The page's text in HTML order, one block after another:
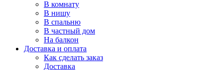
В комнату
В нишу
В спальню
В частный дом
На балкон
Доставка и оплата
Как сделать заказ
Доставка